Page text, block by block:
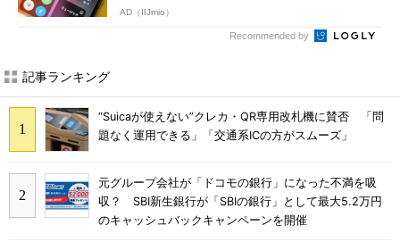
AD（IIJmio）
Recommended by
記事ランキング
“Suicaが使えない”クレカ・QR専用改札機に賛否 「問
題なく運用できる」「交通系ICの方がスムーズ」
元グループ会社が「ドコモの銀行」になった不満を吸
収？ SBI新生銀行が「SBIの銀行」として最大5.2万円
のキャッシュバックキャンペーンを開催